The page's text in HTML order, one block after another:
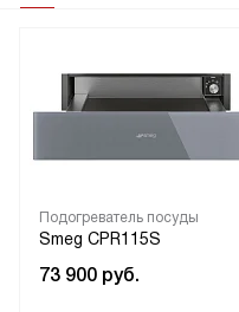
Подогреватель посуды
Smeg CPR115S
73 900 руб.